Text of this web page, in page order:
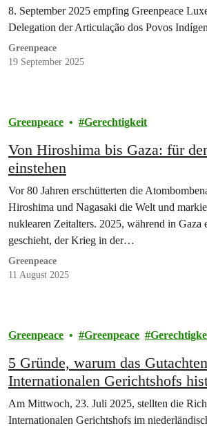
8. September 2025 empfing Greenpeace
Delegation der Articulação dos Povos
der Dachorganisation der indigenen
Vertreter:innen – Dinamam Tuxá, Luana
Greenpeace
19 September 2025
Greenpeace Gerechtigkeit
Von Hiroshima bis Gaza: für
einstehen
Vor 80 Jahren erschütterten die
Hiroshima und Nagasaki die Welt und
nuklearen Zeitalters. 2025, während in Gaza
geschieht, der Krieg in der…
Greenpeace
11 August 2025
Greenpeace Greenpeace
5 Gründe, warum das
Internationalen Gerichtshofs
Am Mittwoch, 23. Juli 2025, stellten die
Internationalen Gerichtshofs im